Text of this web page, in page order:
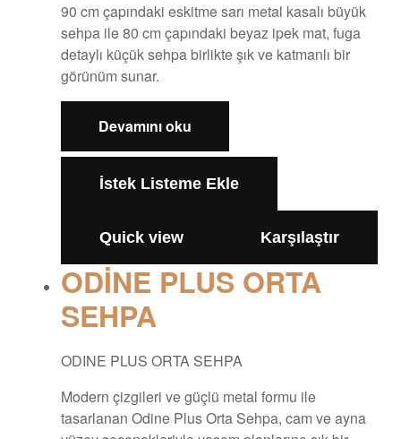
90 cm çapındaki eskitme sarı metal kasalı büyük
sehpa ile 80 cm çapındaki beyaz ipek mat, fuga
detaylı küçük sehpa birlikte şık ve katmanlı bir
görünüm sunar.
Devamını oku
İstek Listeme Ekle
Quick view Karşılaştır
ODİNE PLUS ORTA
SEHPA
ODINE PLUS ORTA SEHPA
Modern çizgileri ve güçlü metal formu ile
tasarlanan Odine Plus Orta Sehpa, cam ve ayna